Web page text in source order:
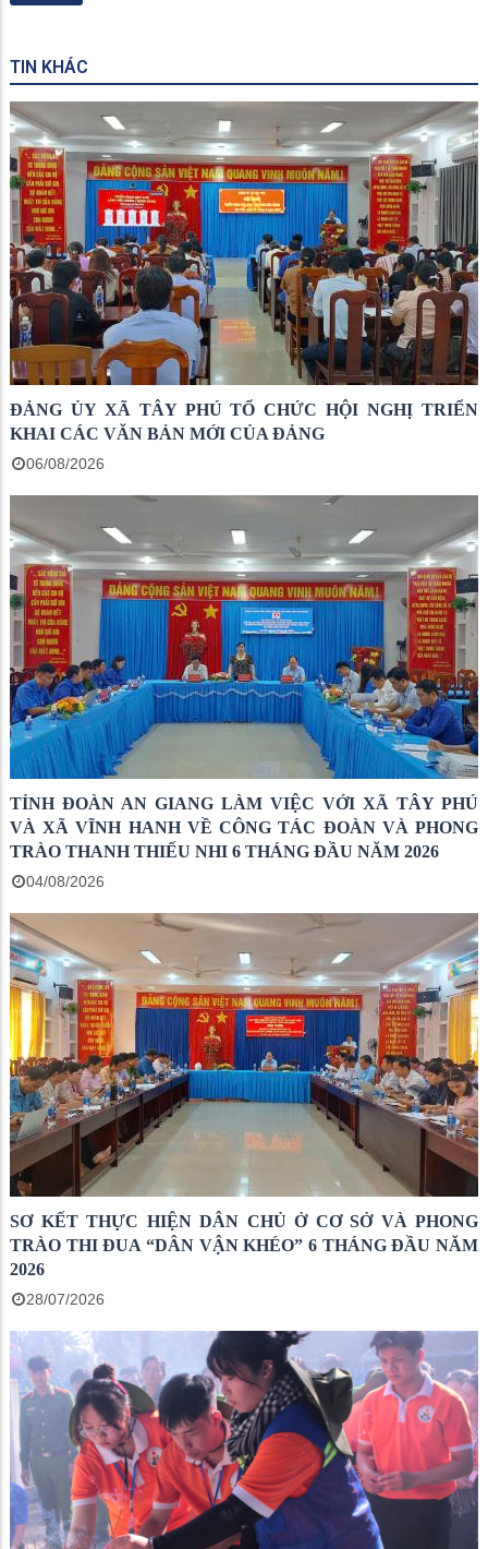
TIN KHÁC
ĐẢNG ỦY XÃ TÂY PHÚ TỔ CHỨC HỘI NGHỊ TRIỂN
KHAI CÁC VĂN BẢN MỚI CỦA ĐẢNG
06/08/2026
TỈNH ĐOÀN AN GIANG LÀM VIỆC VỚI XÃ TÂY PHÚ
VÀ XÃ VĨNH HANH VỀ CÔNG TÁC ĐOÀN VÀ PHONG
TRÀO THANH THIẾU NHI 6 THÁNG ĐẦU NĂM 2026
04/08/2026
SƠ KẾT THỰC HIỆN DÂN CHỦ Ở CƠ SỞ VÀ PHONG
TRÀO THI ĐUA “DÂN VẬN KHÉO” 6 THÁNG ĐẦU NĂM
2026
28/07/2026